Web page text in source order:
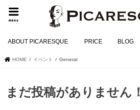
menu
ABOUT PICARESQUE PRICE BLOG
HOME イベント General
まだ投稿がありません！